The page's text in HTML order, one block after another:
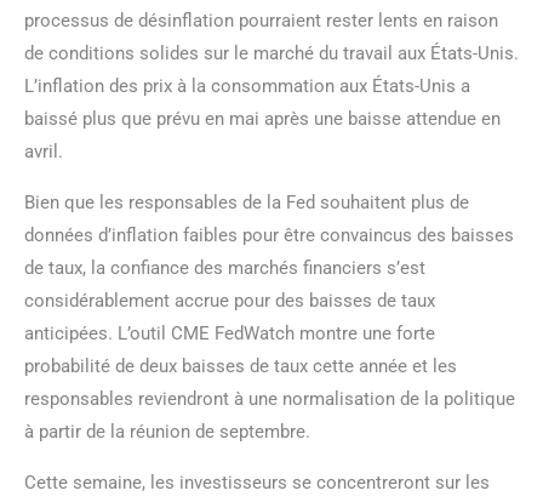
processus de désinflation pourraient rester lents en raison
de conditions solides sur le marché du travail aux États-Unis.
L’inflation des prix à la consommation aux États-Unis a
baissé plus que prévu en mai après une baisse attendue en
avril.
Bien que les responsables de la Fed souhaitent plus de
données d’inflation faibles pour être convaincus des baisses
de taux, la confiance des marchés financiers s’est
considérablement accrue pour des baisses de taux
anticipées. L’outil CME FedWatch montre une forte
probabilité de deux baisses de taux cette année et les
responsables reviendront à une normalisation de la politique
à partir de la réunion de septembre.
Cette semaine, les investisseurs se concentreront sur les